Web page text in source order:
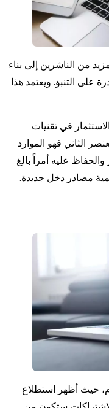
من الناشرين إلى بناء
على التنبؤ. ويعتمد هذا
في تقنيات
الثاني فهو الموارد
عليه أمراً بالغ
مصادر دخل جديدة.
حيث أظهر استطلاع